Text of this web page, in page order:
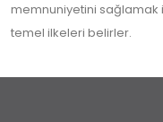
memnuniyetini sağlamak
temel ilkeleri belirler.